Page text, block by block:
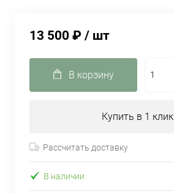
13 500 ₽ / шт
В корзину
Купить в 1 клик
Рассчитать доставку
В наличии